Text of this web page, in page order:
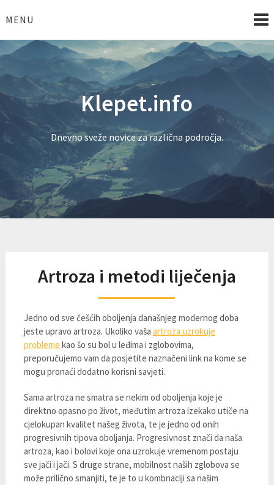
toMENU
Klepet.info
Dnevno sveže novice za različna področja.
Artroza i metodi liječenja
Jedno od sve češćih oboljenja današnjeg modernog doba
jeste upravo artroza. Ukoliko vaša artroza uzrokuje
probleme kao šo su bol u leđima i zglobovima,
preporučujemo vam da posjetite naznačeni link na kome se
mogu pronaći dodatno korisni savjeti.
Sama artroza ne smatra se nekim od oboljenja koje je
direktno opasno po život, međutim artroza izekako utiče na
cjelokupan kvalitet našeg života, te je jedno od onih
progresivnih tipova oboljanja. Progresivnost znači da naša
artroza, kao i bolovi koje ona uzrokuje vremenom postaju
sve jači i jači. S druge strane, mobilnost naših zglobova se
može prilično smanjiti, te je to u kombnaciji sa našim